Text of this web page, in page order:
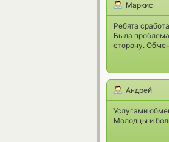
Маркис
Ребята
Была
сторону.
Андрей
Услугами
Молодцы и